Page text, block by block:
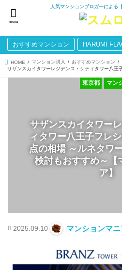
人気マンションブロガーによる
menu
おすすめマンション HARUMI
HOME マンション購入
おすすめマンション
サザンスカイタワー
ィタワー八王子フレ
点の相場 ～ルネタワ
検討もおすすめ～【
ア】
マン
東京都
2025.09.10 マンションマニ